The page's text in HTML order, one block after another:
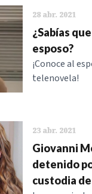
28 abr. 2021
¿Sabías
esposo?
¡Conoce al
telenovela!
23 abr. 2021
Giovanni
detenido
custodia